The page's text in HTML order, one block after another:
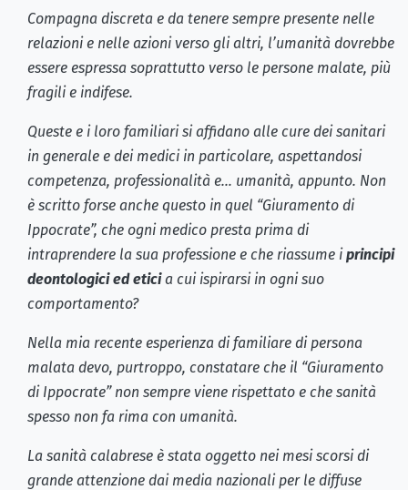
Compagna discreta e da tenere sempre presente nelle
relazioni e nelle azioni verso gli altri, l’umanità dovrebbe
essere espressa soprattutto verso le persone malate, più
fragili e indifese.
Queste e i loro familiari si affidano alle cure dei sanitari
in generale e dei medici in particolare, aspettandosi
competenza, professionalità e… umanità, appunto. Non
è scritto forse anche questo in quel “Giuramento di
Ippocrate”, che ogni medico presta prima di
intraprendere la sua professione e che riassume iprincipi
deontologici ed eticia cui ispirarsi in ogni suo
comportamento?
Nella mia recente esperienza di familiare di persona
malata devo, purtroppo, constatare che il “Giuramento
di Ippocrate” non sempre viene rispettato e che sanità
spesso non fa rima con umanità.
La sanità calabrese è stata oggetto nei mesi scorsi di
grande attenzione dai media nazionali per le diffuse